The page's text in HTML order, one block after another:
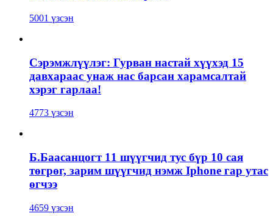
5001 үзсэн
Сэрэмжлүүлэг: Гурван настай хүүхэд 15
давхараас унаж нас барсан харамсалтай
хэрэг гарлаа!
4773 үзсэн
Б.Баасанцогт 11 шүүгчид тус бүр 10 сая
төгрөг, зарим шүүгчид нэмж Iphone гар утас
өгчээ
4659 үзсэн